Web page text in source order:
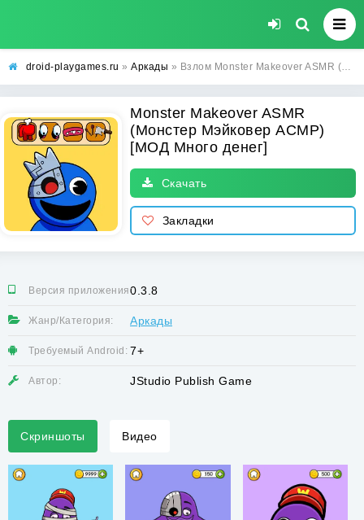
droid-playgames.ru » Аркады » Взлом Monster Makeover ASMR (Монстер Мэйковер АСМР) [МОД Много денег] - полная версия apk на Андроид
Monster Makeover ASMR
(Монстер Мэйковер АСМР)
[МОД Много денег]
Скачать
Закладки
Версия приложения:0.3.8
Жанр/Категория: Аркады
Требуемый Android: 7+
Автор: JStudio Publish Game
Скриншоты Видео